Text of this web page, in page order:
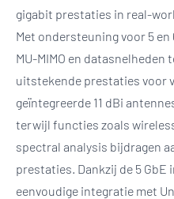
gigabit prestaties in real-
Met ondersteuning voor 5
MU-MIMO en
uitstekende prestaties voor
geïntegreerde 11 dBi
terwijl functies zoals
spectral analysis bijdragen
prestaties. Dankzij de 5 GbE
eenvoudige integratie met